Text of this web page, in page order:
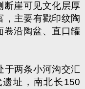
断崖可见文化层厚
，主要有戳印纹陶
卷沿陶盆、直口罐
于两条小河沟交汇
址，南北长150